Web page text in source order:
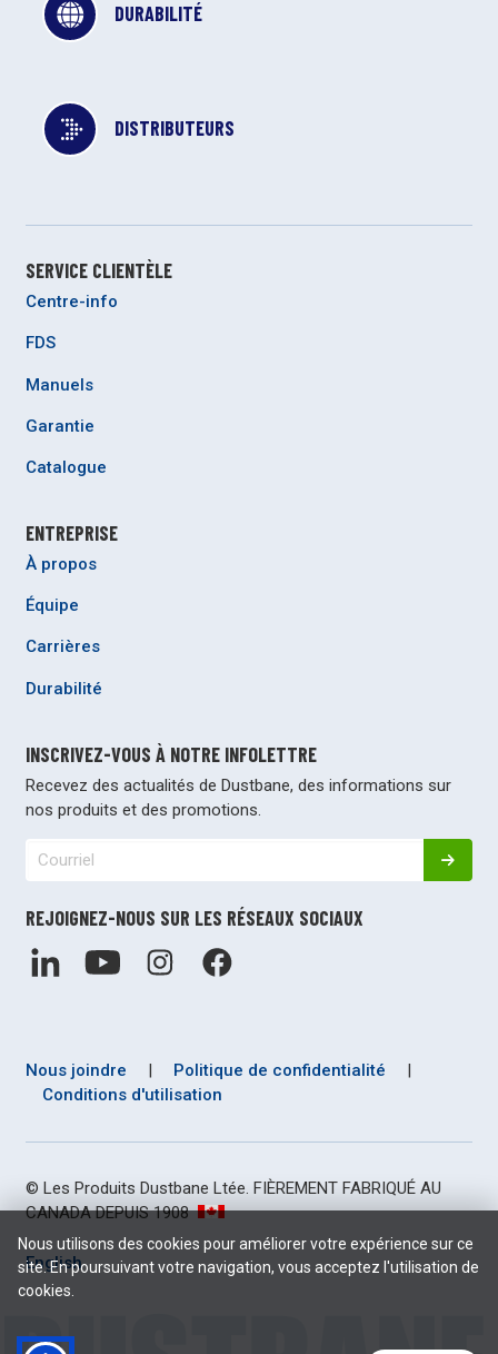
DURABILITÉ
DISTRIBUTEURS
SERVICE CLIENTÈLE
Centre-info
FDS
Manuels
Garantie
Catalogue
ENTREPRISE
À propos
Équipe
Carrières
Durabilité
INSCRIVEZ-VOUS À NOTRE INFOLETTRE
Recevez des actualités de Dustbane, des informations sur
nos produits et des promotions.
REJOIGNEZ-NOUS SUR LES RÉSEAUX SOCIAUX
Nous joindre Politique de confidentialité
Conditions d'utilisation
© Les Produits Dustbane Ltée. FIÈREMENT FABRIQUÉ AU
CANADA DEPUIS 1908
English
Nous utilisons des cookies pour améliorer votre expérience sur ce
site. En poursuivant votre navigation, vous acceptez l'utilisation de
cookies.